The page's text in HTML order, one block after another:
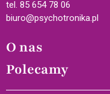
tel. 85 654 78 06
biuro@psychotronika.pl
O nas
Polecamy